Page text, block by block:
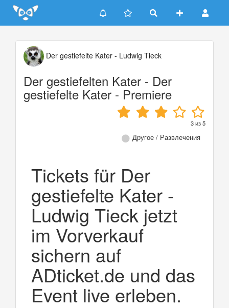
Update cookies preferences
Der gestiefelte Kater - Ludwig Tieck
Der gestiefelten Kater - Der
gestiefelte Kater - Premiere
3из5
Другое / Развлечения
Tickets für Der
gestiefelte Kater -
Ludwig Tieck jetzt
im Vorverkauf
sichern auf
ADticket.de und das
Event live erleben.